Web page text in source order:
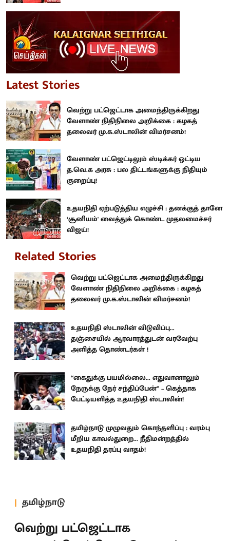
Latest Stories
வெற்று பட்ஜெட்டாக அமைந்திருக்கிறது
வேளாண் நிதிநிலை அறிக்கை : கழகத்
தலைவர் மு.க.ஸ்டாலின் விமர்சனம்!
வேளாண் பட்ஜெட்டிலும் ஸ்டிக்கர் ஒட்டிய
த.வெ.க அரசு : பல திட்டங்களுக்கு நிதியும்
குறைப்பு!
உதயநிதி ஏற்படுத்திய எழுச்சி : தனக்குத் தானே
‘சூனியம்' வைத்துக் கொண்ட முதலமைச்சர்
விஜய்!
Related Stories
வெற்று பட்ஜெட்டாக அமைந்திருக்கிறது
வேளாண் நிதிநிலை அறிக்கை : கழகத்
தலைவர் மு.க.ஸ்டாலின் விமர்சனம்!
உதயநிதி ஸ்டாலின் விடுவிப்பு...
தஞ்சையில் ஆரவாரத்துடன் வரவேற்பு
அளித்த தொண்டர்கள் !
“கைதுக்கு பயமில்லை... எதுவானாலும்
நேருக்கு நேர் சந்திப்பேன்” – கெத்தாக
பேட்டியளித்த உதயநிதி ஸ்டாலின்!
தமிழ்நாடு முழுவதும் கொந்தளிப்பு : வரம்பு
மீறிய காவல்துறை... நீதிமன்றத்தில்
உதயநிதி தரப்பு வாதம்!
தமிழ்நாடு
வெற்று பட்ஜெட்டாக